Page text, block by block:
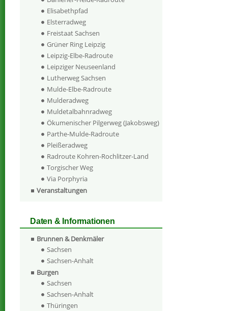
Elisabethpfad
Elsterradweg
Freistaat Sachsen
Grüner Ring Leipzig
Leipzig-Elbe-Radroute
Leipziger Neuseenland
Lutherweg Sachsen
Mulde-Elbe-Radroute
Mulderadweg
Muldetalbahnradweg
Ökumenischer Pilgerweg (Jakobsweg)
Parthe-Mulde-Radroute
Pleißeradweg
Radroute Kohren-Rochlitzer-Land
Torgischer Weg
Via Porphyria
Veranstaltungen
Daten & Informationen
Brunnen & Denkmäler
Sachsen
Sachsen-Anhalt
Burgen
Sachsen
Sachsen-Anhalt
Thüringen